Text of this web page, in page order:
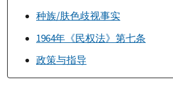
种族/肤色歧视事实
1964年《民权法》第七条
政策与指导